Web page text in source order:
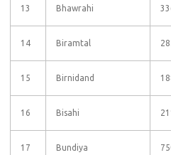
13 Bhawrahi
14 Biramtal
15 Birnidand
16 Bisahi
17 Bundiya